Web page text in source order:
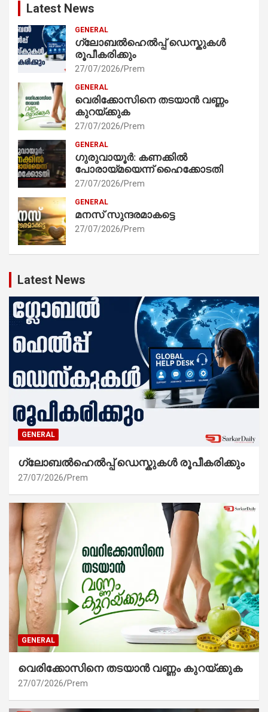
Latest News
GENERAL
ഗ്ലോബൽഹെൽപ്പ് ഡെസ്കുകൾ
രൂപീകരിക്കും
27/07/2026 Prem
GENERAL
വെരിക്കോസിനെ തടയാൻ വണ്ണം
കുറയ്ക്കുക
27/07/2026 Prem
GENERAL
ഗുരുവായൂർ: കണക്കിൽ
പോരായ്മയെന്ന് ഹൈക്കോടതി
27/07/2026 Prem
GENERAL
മനസ് സുന്ദരമാകട്ടെ
27/07/2026 Prem
Latest News
GENERAL
ഗ്ലോബൽഹെൽപ്പ് ഡെസ്കുകൾ രൂപീകരിക്കും
27/07/2026 Prem
GENERAL
വെരിക്കോസിനെ തടയാൻ വണ്ണം കുറയ്ക്കുക
27/07/2026 Prem